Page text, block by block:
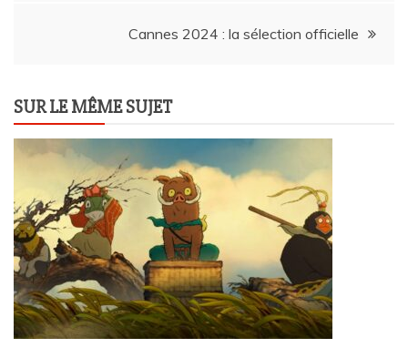
Cannes 2024 : la sélection officielle
SUR LE MÊME SUJET